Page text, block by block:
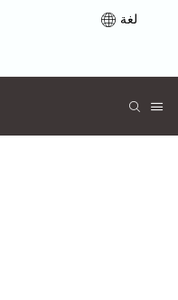
لغة